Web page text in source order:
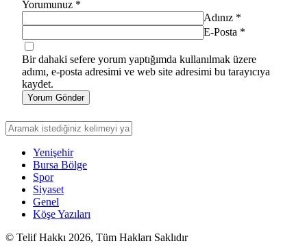
Yorumunuz *
Adınız *
E-Posta *
Bir dahaki sefere yorum yaptığımda kullanılmak üzere
adımı, e-posta adresimi ve web site adresimi bu tarayıcıya
kaydet.
Yorum Gönder
Yenişehir
Bursa Bölge
Spor
Siyaset
Genel
Köşe Yazıları
© Telif Hakkı 2026, Tüm Hakları Saklıdır